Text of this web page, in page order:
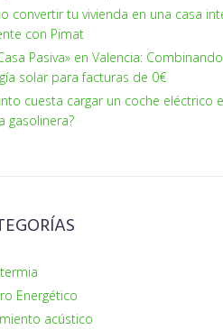
convertir tu vivienda en una casa
con Pimat
Pasiva» en Valencia:
solar para facturas de 0€
cuesta cargar un coche eléctrico
gasolinera?
Energético
acústico